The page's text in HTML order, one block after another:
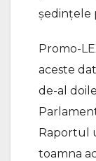
ședințele
Promo-
aceste
de-al
Raportul
toamna